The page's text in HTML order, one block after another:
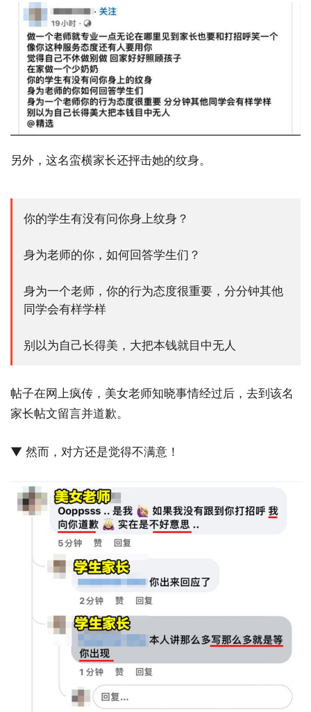
另外，这名蛮横家长还抨击她的纹身。
你的学生有没有问你身上纹身？
身为老师的你，如何回答学生们？
身为一个老师，你的行为态度很重要，分分钟其他
同学会有样学样
别以为自己长得美，大把本钱就目中无人
帖子在网上疯传，美女老师知晓事情经过后，去到该名
家长帖文留言并道歉。
▼ 然而，对方还是觉得不满意！